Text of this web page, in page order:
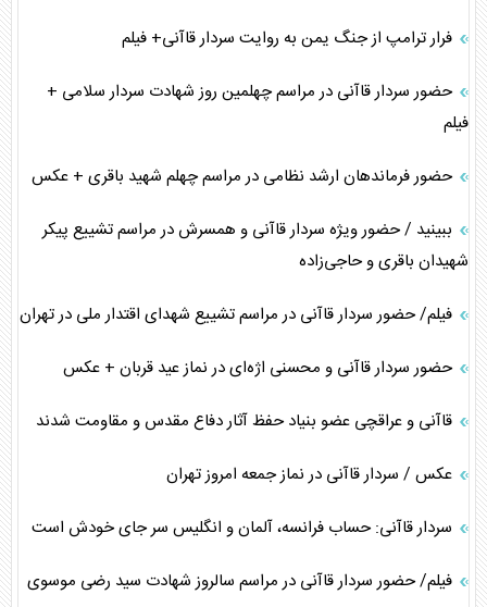
فرار ترامپ از جنگ یمن به روایت سردار قاآنی+ فیلم
حضور سردار قاآنی در مراسم چهلمین روز شهادت سردار سلامی +
فیلم
حضور فرماندهان ارشد نظامی در مراسم چهلم شهید باقری + عکس
ببینید / حضور ویژه سردار قاآنی و همسرش در مراسم تشییع پیکر
شهیدان باقری و حاجی‌زاده
فیلم/ حضور سردار قاآنی در مراسم تشییع شهدای اقتدار ملی در تهران
حضور سردار قاآنی و محسنی اژه‌ای در نماز عید قربان + عکس
قاآنی و عراقچی عضو بنیاد حفظ آثار دفاع مقدس و مقاومت شدند
عکس / سردار قاآنی در نماز جمعه امروز تهران
سردار قاآنی: حساب فرانسه، آلمان و انگلیس سر جای خودش است
فیلم/ حضور سردار قاآنی در مراسم سالروز شهادت سید رضی موسوی